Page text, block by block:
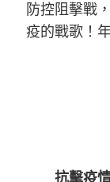
防控阻擊戰
疫的戰歌！
抗擊疫